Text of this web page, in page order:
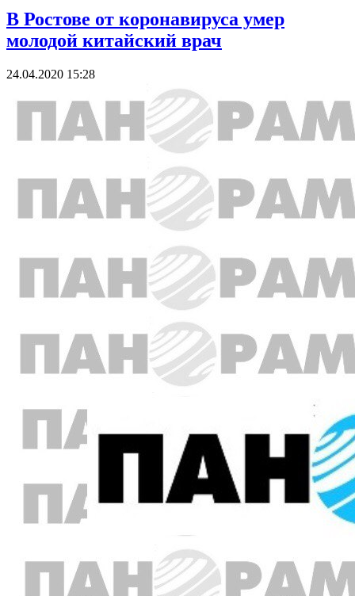
В Ростове от коронавируса умер
молодой китайский врач
24.04.2020 15:28